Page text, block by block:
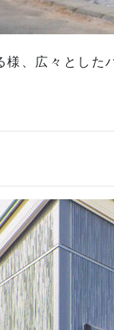
様、広々とした